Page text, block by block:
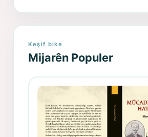
Keşif bike
Mijarên Populer